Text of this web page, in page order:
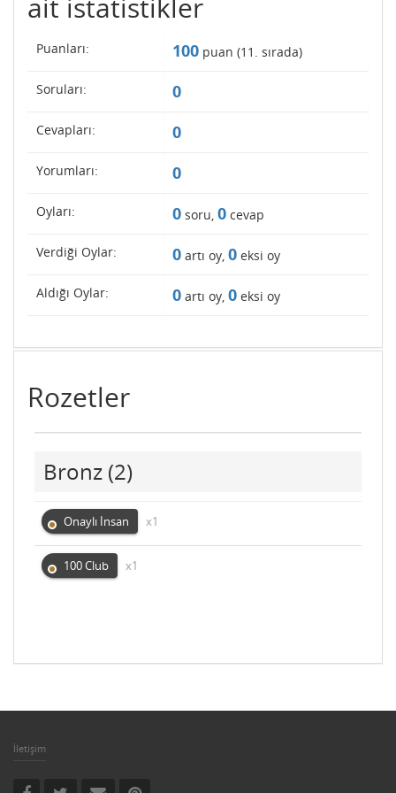
ait istatistikler
Puanları: 100 puan (11 . sırada)
Soruları: 0
Cevapları: 0
Yorumları: 0
Oyları: 0 soru, 0 cevap
Verdiği Oylar: 0 artı oy, 0 eksi oy
Aldığı Oylar: 0 artı oy, 0 eksi oy
Rozetler
Bronz (2)
Onaylı İnsan x1
100 Club x1
İletişim